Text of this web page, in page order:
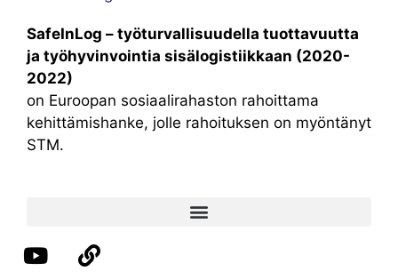
SafeInLog – työturvallisuudella tuottavuutta
ja työhyvinvointia sisälogistiikkaan (2020-
2022)
on Euroopan sosiaalirahaston rahoittama
kehittämishanke, jolle rahoituksen on myöntänyt
STM.